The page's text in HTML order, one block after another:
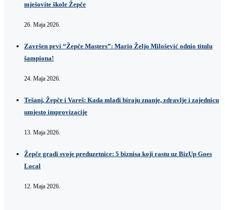
mješovite škole Žepče
26. Maja 2026.
Završen prvi “Žepče Masters”: Mario Željo Milošević odnio titulu
šampiona!
24. Maja 2026.
Tešanj, Žepče i Vareš: Kada mladi biraju znanje, zdravlje i zajednicu
umjesto improvizacije
13. Maja 2026.
Žepče gradi svoje preduzetnice: 5 biznisa koji rastu uz BizUp Goes
Local
12. Maja 2026.